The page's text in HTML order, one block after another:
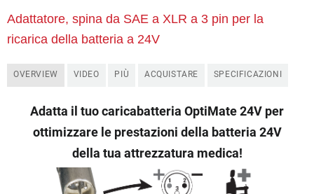
Adattatore, spina da SAE a XLR a 3 pin per la
ricarica della batteria a 24V
OVERVIEW VIDEO PIÙ ACQUISTARE SPECIFICAZIONI
Adatta il tuo caricabatteria OptiMate 24V per
ottimizzare le prestazioni della batteria 24V
della tua attrezzatura medica!